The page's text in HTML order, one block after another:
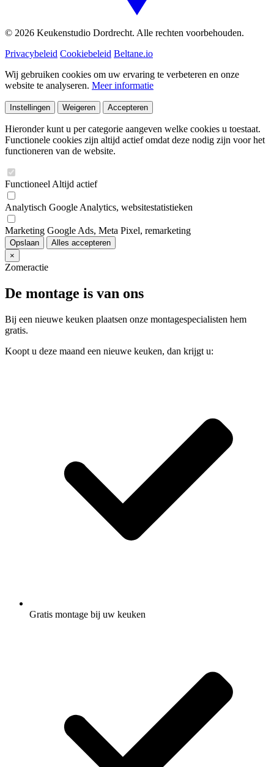
© 2026 Keukenstudio Dordrecht. Alle rechten voorbehouden.
Privacybeleid Cookiebeleid Beltane.io
Wij gebruiken cookies om uw ervaring te verbeteren en onze
website te analyseren. Meer informatie
Instellingen Weigeren Accepteren
Hieronder kunt u per categorie aangeven welke cookies u toestaat.
Functionele cookies zijn altijd actief omdat deze nodig zijn voor het
functioneren van de website.
Functioneel Altijd actief
Analytisch Google Analytics, websitestatistieken
Marketing Google Ads, Meta Pixel, remarketing
Opslaan
Alles accepteren
×
Zomeractie
De montage is van ons
Bij een nieuwe keuken plaatsen onze montagespecialisten hem
gratis.
Koopt u deze maand een nieuwe keuken, dan krijgt u:
Gratis montage bij uw keuken